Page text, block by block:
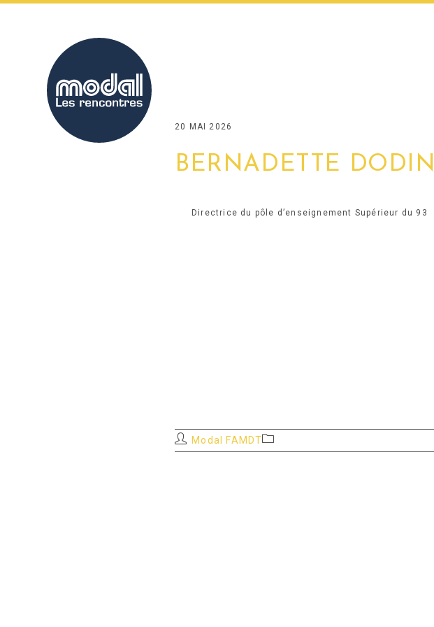
20 MAI 2026
BERNADETTE DODIN
Directrice du pôle d’enseignement Supérieur du 93
Auteur/autrice
de
Modal FAMDTPost
category: